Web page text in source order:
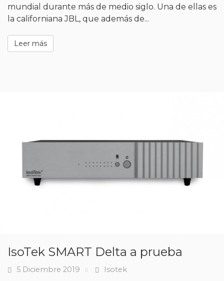
mundial durante más de medio siglo. Una de ellas es
la californiana JBL, que además de...
Leer más
IsoTek SMART Delta a prueba
Fecha
5 Diciembre 2019 Tags
Isotek